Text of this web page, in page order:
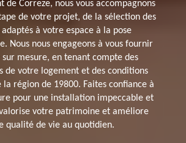
de Correze, nous vous accompagnons
de votre projet, de la sélection des
à votre espace à la pose
Nous nous engageons à vous fournir
sur mesure, en tenant compte des
de votre logement et des conditions
région de 19800. Faites confiance à
pour une installation impeccable et
votre patrimoine et améliore
qualité de vie au quotidien.